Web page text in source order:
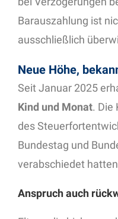
Barauszahlung ist
ausschließlich
Neue Höhe,
Seit Januar 2025
Kind und Monat. Die
des
Bundestag und
verabschiedet
Anspruch auch